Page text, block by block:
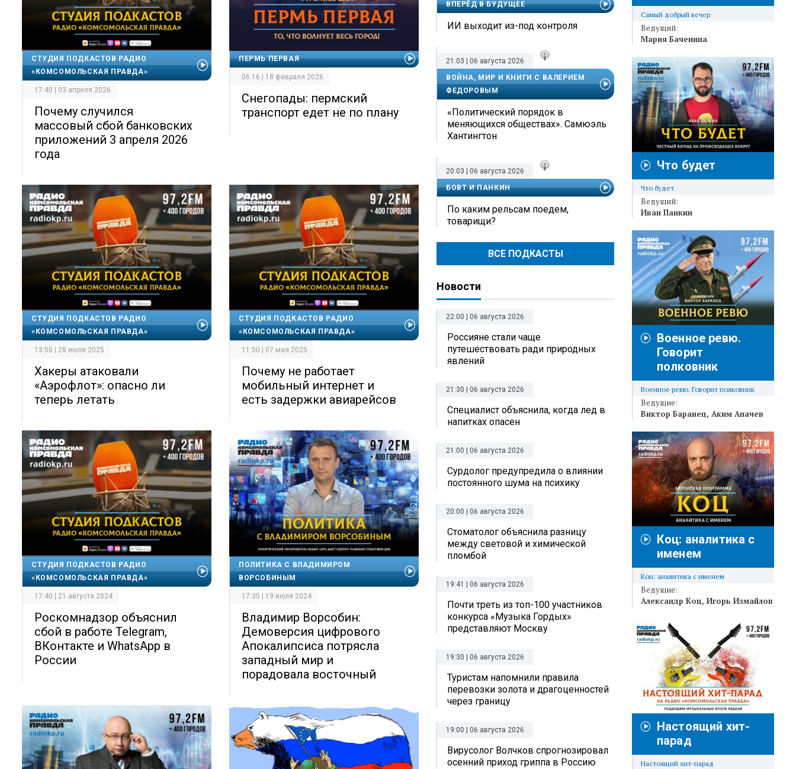
СТУДИЯ ПОДКАСТОВ РАДИО
«КОМСОМОЛЬСКАЯ ПРАВДА»
17:40 | 03 апреля 2026
Почему случился
массовый сбой банковских
приложений 3 апреля 2026
года
ПЕРМЬ ПЕРВАЯ
06:16 | 18 февраля 2026
Снегопады: пермский
транспорт едет не по плану
СТУДИЯ ПОДКАСТОВ РАДИО
«КОМСОМОЛЬСКАЯ ПРАВДА»
13:50 | 28 июля 2025
Хакеры атаковали
«Аэрофлот»: опасно ли
теперь летать
СТУДИЯ ПОДКАСТОВ РАДИО
«КОМСОМОЛЬСКАЯ ПРАВДА»
11:50 | 07 мая 2025
Почему не работает
мобильный интернет и
есть задержки авиарейсов
СТУДИЯ ПОДКАСТОВ РАДИО
«КОМСОМОЛЬСКАЯ ПРАВДА»
17:40 | 21 августа 2024
Роскомнадзор объяснил
сбой в работе Telegram,
ВКонтакте и WhatsApp в
России
ПОЛИТИКА С ВЛАДИМИРОМ
ВОРСОБИНЫМ
17:35 | 19 июля 2024
Владимир Ворсобин:
Демоверсия цифрового
Апокалипсиса потрясла
западный мир и
порадовала восточный
ВПЕРЁД В БУДУЩЕЕ
ИИ выходит из-под контроля
21:03 | 06 августа 2026
ВОЙНА, МИР И КНИГИ С ВАЛЕРИЕМ
ФЕДОРОВЫМ
«Политический порядок в
меняющихся обществах». Самюэль
Хантингтон
20:03 | 06 августа 2026
БОВТ И ПАНКИН
По каким рельсам поедем,
товарищи?
ВСЕ ПОДКАСТЫ
Новости
22:00 | 06 августа 2026
Россияне стали чаще
путешествовать ради природных
явлений
21:30 | 06 августа 2026
Специалист объяснила, когда лед в
напитках опасен
21:00 | 06 августа 2026
Сурдолог предупредила о влиянии
постоянного шума на психику
20:00 | 06 августа 2026
Стоматолог объяснила разницу
между световой и химической
пломбой
19:41 | 06 августа 2026
Почти треть из топ-100 участников
конкурса «Музыка Гордых»
представляют Москву
19:30 | 06 августа 2026
Туристам напомнили правила
перевозки золота и драгоценностей
через границу
19:00 | 06 августа 2026
Вирусолог Волчков спрогнозировал
осенний приход гриппа в Россию
Самый добрый вечер
Ведущий:
Мария Баченина
Что будет
Что будет
Ведущий:
Иван Панкин
Военное ревю.
Говорит
полковник
Военное ревю. Говорит полковник
Ведущие:
Виктор Баранец Аким Апачев
Коц: аналитика с
именем
Коц: аналитика с именем
Ведущие:
Александр Коц Игорь Измайлов
Настоящий хит-
парад
Настоящий хит-парад